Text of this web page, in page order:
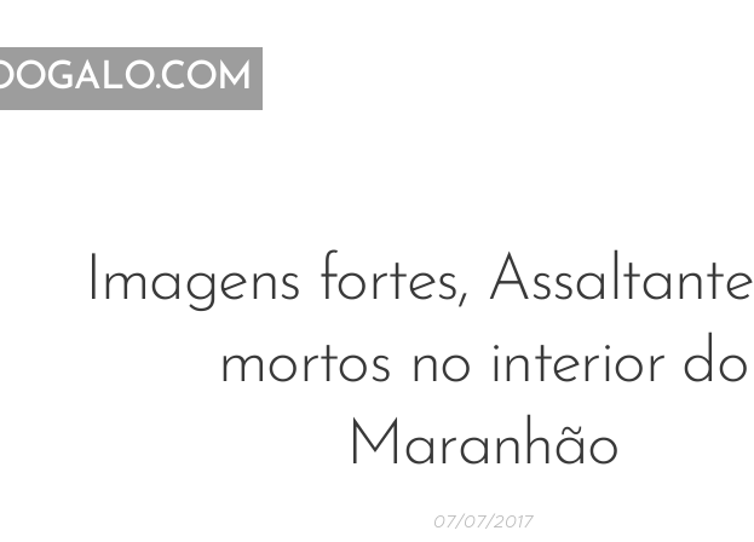
Imagens fortes,
mortos no interior do
Maranhão
07/07/2017